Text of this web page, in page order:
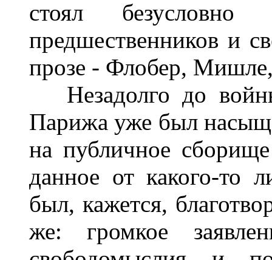
стоял
предшественников и
прозе - Флобер,
Незадолго до
Парижа уже был
на публичное
данное от какого-то
был, кажется,
же: громкое